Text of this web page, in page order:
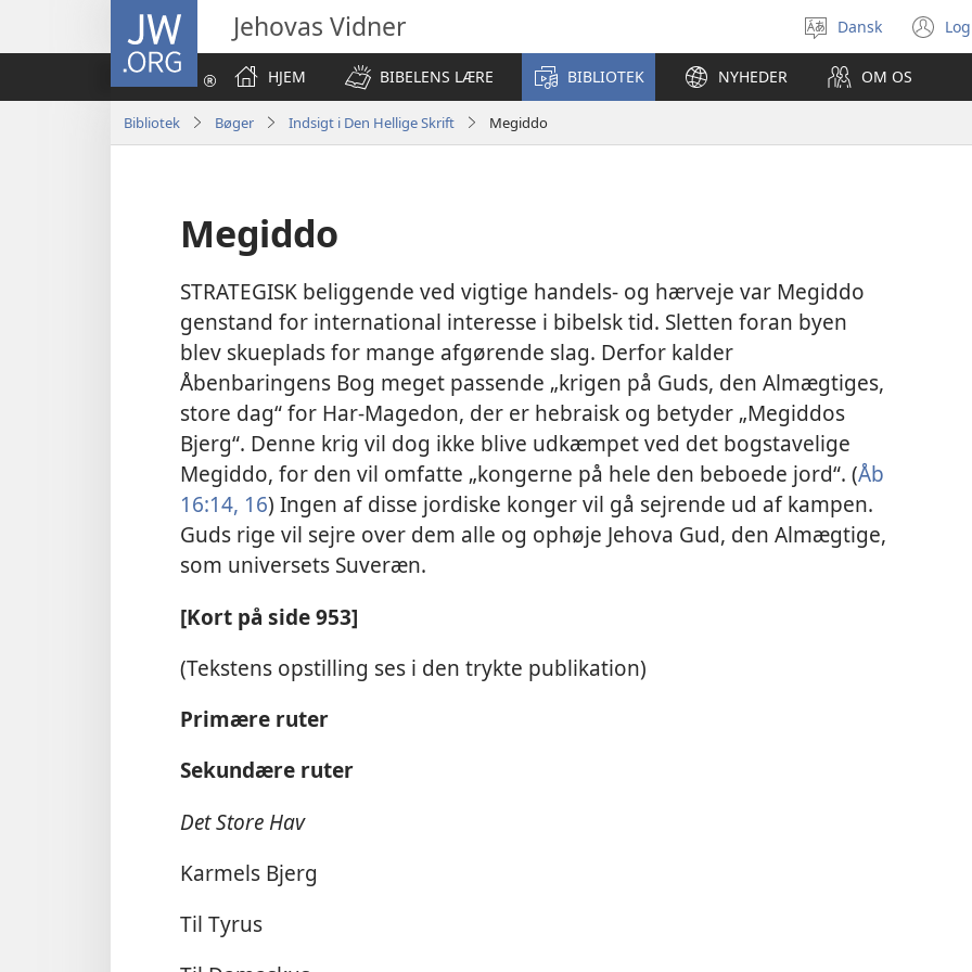
JW.ORG Jehovas Vidner
Vælg
sprog
Dansk
HJEM
BIBELENS LÆRE BIBLIOTEK NYHEDER OM OS
Bibliotek Bøger Indsigt i Den Hellige Skrift Megiddo
Megiddo
STRATEGISK beliggende ved vigtige handels- og hærveje var Megiddo
genstand for international interesse i bibelsk tid. Sletten foran byen
blev skueplads for mange afgørende slag. Derfor kalder
Åbenbaringens Bog meget passende „krigen på Guds, den Almægtiges,
store dag“ for Har-Magedon, der er hebraisk og betyder „Megiddos
Bjerg“. Denne krig vil dog ikke blive udkæmpet ved det bogstavelige
Megiddo, for den vil omfatte „kongerne på hele den beboede jord“. (Åb
16:14, 16) Ingen af disse jordiske konger vil gå sejrende ud af kampen.
Guds rige vil sejre over dem alle og ophøje Jehova Gud, den Almægtige,
som universets Suveræn.
[Kort på side 953]
(Tekstens opstilling ses i den trykte publikation)
Primære ruter
Sekundære ruter
Det Store Hav
Karmels Bjerg
Til Tyrus